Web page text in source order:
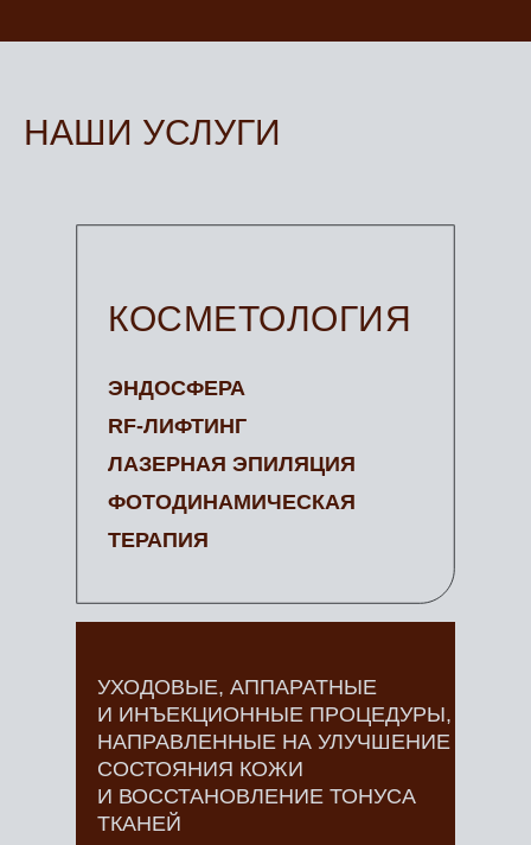
НАШИ УСЛУГИ
УХОДОВЫЕ, АППАРАТНЫЕ
И ИНЪЕКЦИОННЫЕ ПРОЦЕДУРЫ,
НАПРАВЛЕННЫЕ НА УЛУЧШЕНИЕ
СОСТОЯНИЯ КОЖИ
И ВОССТАНОВЛЕНИЕ ТОНУСА
ТКАНЕЙ
КОСМЕТОЛОГИЯ
ЭНДОСФЕРА
RF-ЛИФТИНГ
ЛАЗЕРНАЯ ЭПИЛЯЦИЯ
ФОТОДИНАМИЧЕСКАЯ
ТЕРАПИЯ